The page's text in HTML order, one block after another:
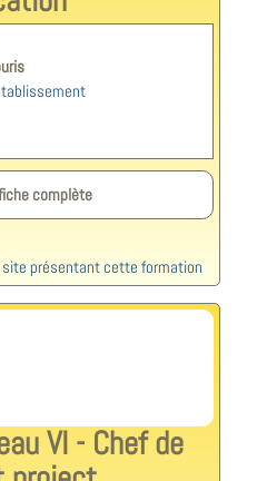
complète
présentant cette formation
VI - Chef de